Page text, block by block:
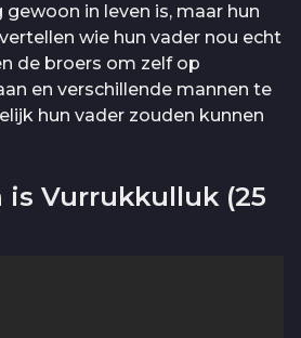
in leven is, maar hun
wie hun vader nou echt
de broers om zelf op
en verschillende mannen te
hun vader zouden kunnen
is Vurrukkulluk (25